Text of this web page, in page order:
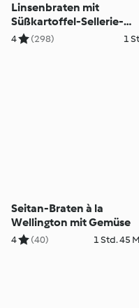
Linsenbraten mit
Süßkartoffel-Sellerie-
Püree und Brokkoli
4 (298) 1
Seitan-Braten à la
Wellington mit Gemüse
4 (40) 1 Std. 45